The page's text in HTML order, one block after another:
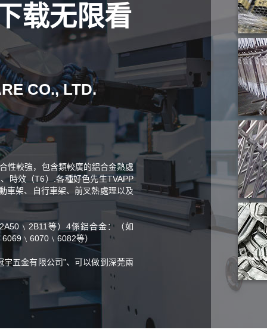
载无限看
CO., LTD.
性較強，包含類較廣的鋁合金熱處
時效（T6）.各種好色先生TVAPP
車架、自行車架、前叉熱處理以及
等）4係鋁合金：（如
等）
五金有限公司”、可以做到深莞兩